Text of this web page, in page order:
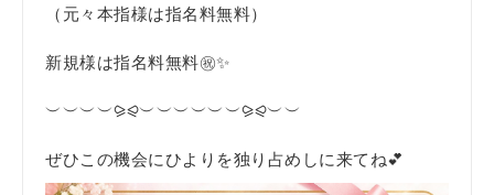
（元々本指様は指名料無料）
新規様は指名料無料㊗️✨
︶︶︶︶⪩⪨︶︶︶︶︶︶⪩⪨︶︶
ぜひこの機会にひよりを独り占めしに来てね💕︎